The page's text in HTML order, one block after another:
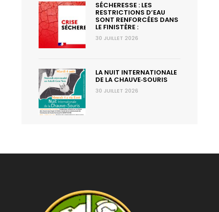
SÉCHERESSE : LES
RESTRICTIONS D’EAU
SONT RENFORCÉES DANS
LE FINISTÈRE :
30 JUILLET 2026
LA NUIT INTERNATIONALE
DE LA CHAUVE‑SOURIS
30 JUILLET 2026